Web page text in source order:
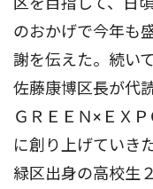
のおかげで今年も
謝を伝えた。続い
佐藤康博区長が代
ＧＲＥＥＮ×ＥＸ
に創り上げていき
緑区出身の高校生